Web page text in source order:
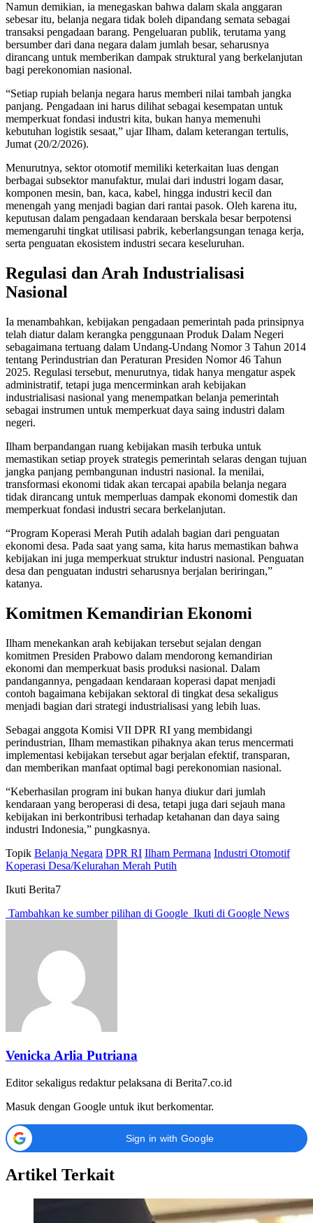
Namun demikian, ia menegaskan bahwa dalam skala anggaran
sebesar itu, belanja negara tidak boleh dipandang semata sebagai
transaksi pengadaan barang. Pengeluaran publik, terutama yang
bersumber dari dana negara dalam jumlah besar, seharusnya
dirancang untuk memberikan dampak struktural yang berkelanjutan
bagi perekonomian nasional.
“Setiap rupiah belanja negara harus memberi nilai tambah jangka
panjang. Pengadaan ini harus dilihat sebagai kesempatan untuk
memperkuat fondasi industri kita, bukan hanya memenuhi
kebutuhan logistik sesaat,” ujar Ilham, dalam keterangan tertulis,
Jumat (20/2/2026).
Menurutnya, sektor otomotif memiliki keterkaitan luas dengan
berbagai subsektor manufaktur, mulai dari industri logam dasar,
komponen mesin, ban, kaca, kabel, hingga industri kecil dan
menengah yang menjadi bagian dari rantai pasok. Oleh karena itu,
keputusan dalam pengadaan kendaraan berskala besar berpotensi
memengaruhi tingkat utilisasi pabrik, keberlangsungan tenaga kerja,
serta penguatan ekosistem industri secara keseluruhan.
Regulasi dan Arah Industrialisasi
Nasional
Ia menambahkan, kebijakan pengadaan pemerintah pada prinsipnya
telah diatur dalam kerangka penggunaan Produk Dalam Negeri
sebagaimana tertuang dalam Undang-Undang Nomor 3 Tahun 2014
tentang Perindustrian dan Peraturan Presiden Nomor 46 Tahun
2025. Regulasi tersebut, menurutnya, tidak hanya mengatur aspek
administratif, tetapi juga mencerminkan arah kebijakan
industrialisasi nasional yang menempatkan belanja pemerintah
sebagai instrumen untuk memperkuat daya saing industri dalam
negeri.
Ilham berpandangan ruang kebijakan masih terbuka untuk
memastikan setiap proyek strategis pemerintah selaras dengan tujuan
jangka panjang pembangunan industri nasional. Ia menilai,
transformasi ekonomi tidak akan tercapai apabila belanja negara
tidak dirancang untuk memperluas dampak ekonomi domestik dan
memperkuat fondasi industri secara berkelanjutan.
“Program Koperasi Merah Putih adalah bagian dari penguatan
ekonomi desa. Pada saat yang sama, kita harus memastikan bahwa
kebijakan ini juga memperkuat struktur industri nasional. Penguatan
desa dan penguatan industri seharusnya berjalan beriringan,”
katanya.
Komitmen Kemandirian Ekonomi
Ilham menekankan arah kebijakan tersebut sejalan dengan
komitmen Presiden Prabowo dalam mendorong kemandirian
ekonomi dan memperkuat basis produksi nasional. Dalam
pandangannya, pengadaan kendaraan koperasi dapat menjadi
contoh bagaimana kebijakan sektoral di tingkat desa sekaligus
menjadi bagian dari strategi industrialisasi yang lebih luas.
Sebagai anggota Komisi VII DPR RI yang membidangi
perindustrian, Ilham memastikan pihaknya akan terus mencermati
implementasi kebijakan tersebut agar berjalan efektif, transparan,
dan memberikan manfaat optimal bagi perekonomian nasional.
“Keberhasilan program ini bukan hanya diukur dari jumlah
kendaraan yang beroperasi di desa, tetapi juga dari sejauh mana
kebijakan ini berkontribusi terhadap ketahanan dan daya saing
industri Indonesia,” pungkasnya.
Topik Belanja Negara DPR RI Ilham Permana Industri Otomotif
Koperasi Desa/Kelurahan Merah Putih
Ikuti Berita7
Tambahkan ke sumber pilihan di Google Ikuti di Google News
Venicka Arlia Putriana
Editor sekaligus redaktur pelaksana di Berita7.co.id
Masuk dengan Google untuk ikut berkomentar.
Sign in with Google
Artikel Terkait